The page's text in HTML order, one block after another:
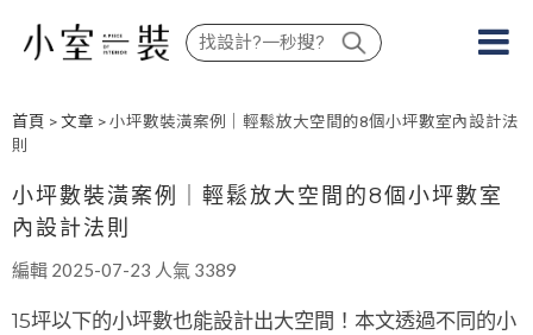
首頁 >文章 > 小坪數裝潢案例｜輕鬆放大空間的8個小坪數室內設計法
則
小坪數裝潢案例｜輕鬆放大空間的8個小坪數室
內設計法則
編輯 2025-07-23 人氣 3389
15坪以下的小坪數也能設計出大空間！本文透過不同的小